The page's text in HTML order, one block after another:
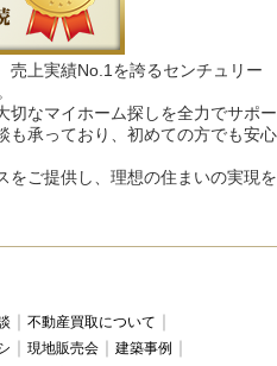
売上実績No.1を誇るセンチュリー
切なマイホーム探しを全力でサポー
も承っており、初めての方でも安心
をご提供し、理想の住まいの実現を
不動産買取について
現地販売会
建築事例